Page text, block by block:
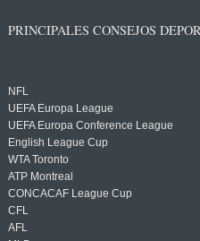
PRINCIPALES CONSEJOS
NFL
UEFA Europa League
UEFA Europa Conference League
English League Cup
WTA Toronto
ATP Montreal
CONCACAF League Cup
CFL
AFL